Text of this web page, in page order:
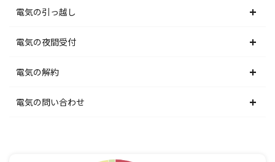
東京電力エリア
北陸電力エリア
中部電力エリア
関西電力エリア
東北電力エリア
東京電力エリア
北陸電力エリア
中部電力エリア
北海道電力エリア
東北電力エリア
東京電力エリア
北陸電力エリア
電気の引っ越し
北海道電力エリア
東北電力エリア
東京電力エリア
電気の夜間受付
北海道電力エリア
東北電力エリア
電気の解約
北海道電力エリア
電気の問い合わせ